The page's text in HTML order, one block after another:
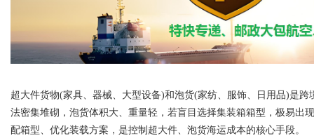
超大件货物(家具、器械、大型设备)和泡货(家纺、服饰、日用品)是
法密集堆砌，泡货体积大、重量轻，若盲目选择集装箱箱型，极易出
配箱型、优化装载方案，是控制超大件、泡货海运成本的核心手段。